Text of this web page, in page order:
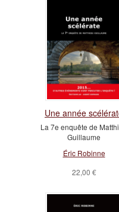
Une année
La 7e enquête de
Guillaume
Éric Robinne
22,00 €